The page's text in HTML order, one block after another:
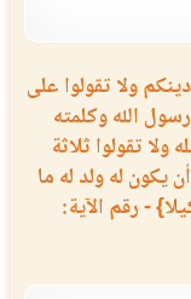
ولا تقولوا على
الله وكلمته
ولا تقولوا ثلاثة
يكون له ولد له ما
- رقم الآية: